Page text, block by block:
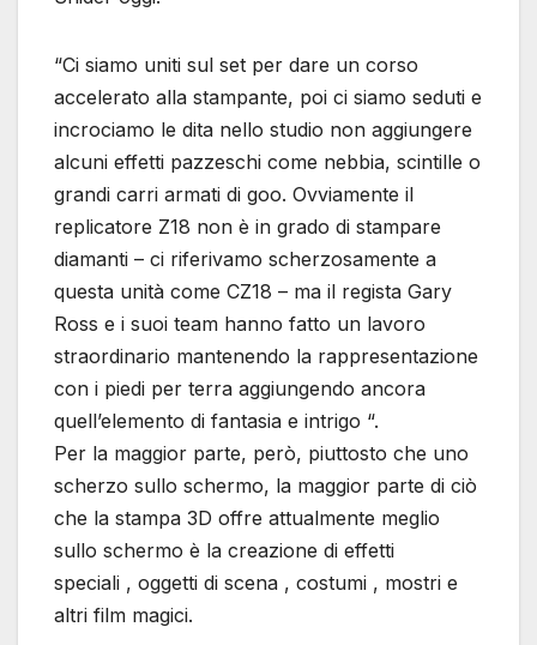
“Ci siamo uniti sul set per dare un corso
accelerato alla stampante, poi ci siamo seduti e
incrociamo le dita nello studio non aggiungere
alcuni effetti pazzeschi come nebbia, scintille o
grandi carri armati di goo. Ovviamente il
replicatore Z18 non è in grado di stampare
diamanti – ci riferivamo scherzosamente a
questa unità come CZ18 – ma il regista Gary
Ross e i suoi team hanno fatto un lavoro
straordinario mantenendo la rappresentazione
con i piedi per terra aggiungendo ancora
quell’elemento di fantasia e intrigo “.
Per la maggior parte, però, piuttosto che uno
scherzo sullo schermo, la maggior parte di ciò
che la stampa 3D offre attualmente meglio
sullo schermo è la creazione di effetti
speciali , oggetti di scena , costumi , mostri e
altri film magici.